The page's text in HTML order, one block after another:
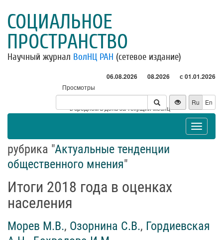
СОЦИАЛЬНОЕ
ПРОСТРАНСТВО
Научный журнал ВолНЦ РАН (сетевое издание)
06.08.2026 08.2026 с 01.01.2026
Просмотры
Посетители
* - в среднем в день за текущий месяц
Ru En
Toggle
рубрика "Актуальные тенденции
общественного мнения"
Итоги 2018 года в оценках
населения
Морев М.В., Озорнина С.В., Гордиевская